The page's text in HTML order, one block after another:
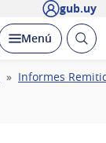
gub.uy
Desplegar
Menú Abrir
Informes